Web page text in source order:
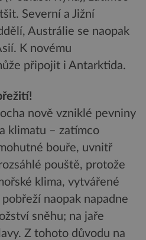
Severní a Jižní
Austrálie se naopak
K novému
připojit i Antarktida.
nově vzniklé pevniny
klimatu – zatímco
bouře, uvnitř
pouště, protože
klima, vytvářené
naopak napadne
sněhu; na jaře
Z tohoto důvodu na